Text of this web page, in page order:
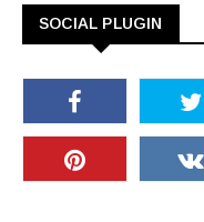
SOCIAL PLUGIN